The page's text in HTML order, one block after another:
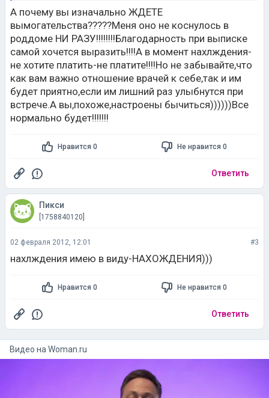
А почему вы изначально ЖДЕТЕ
вымогательства?????Меня оно не коснулось в
роддоме НИ РАЗУ!!!!!!!!Благодарность при выписке
самой хочется выразить!!!!А в момент нахлждения-
не хотите платить-не платите!!!!Но не забывайте,что
как вам важно отношение врачей к себе,так и им
будет приятно,если им лишний раз улыбнутся при
встрече.А вы,похоже,настроены бычиться))))))Все
нормально будет!!!!!!!
Нравится 0 Не нравится 0
Ответить
Пикси
[1758840120]
02 февраля 2012, 12:01 #3
нахлждения имею в виду-НАХОЖДЕНИЯ)))
Нравится 0 Не нравится 0
Ответить
Видео на woman.ru